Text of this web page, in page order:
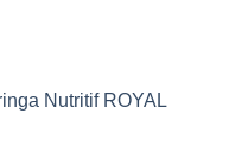
Nutritif ROYAL